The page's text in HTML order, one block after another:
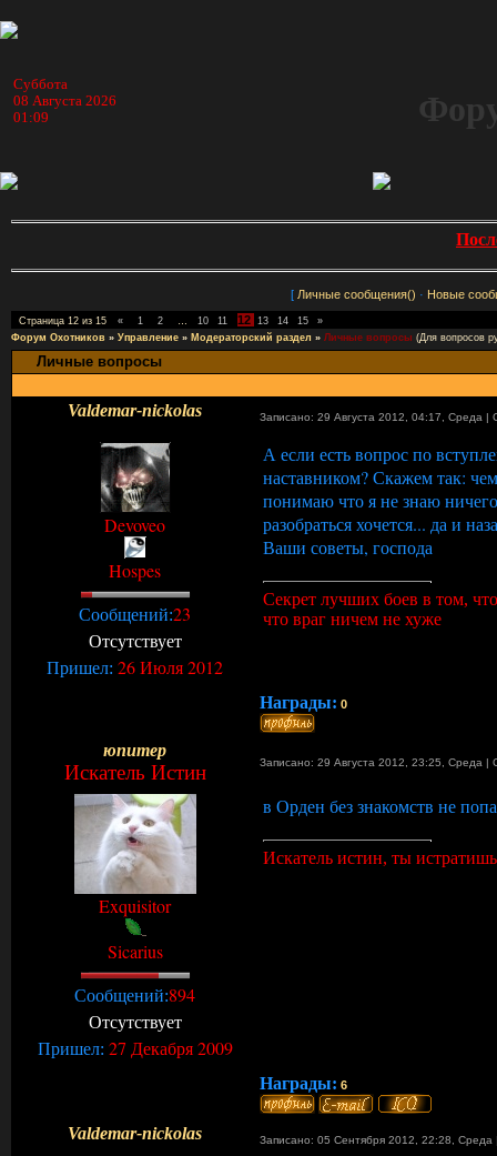
Суббота
08 Августа 2026
01:09
[ Личные сообщения() · Новые
Страница 12 из 15 « 1 2 … 10 11 12 13 14 15
»
Форум Охотников » Управление » Модераторский раздел » Личные вопросы (Для вопросов
Личные вопросы
Valdemar-nickolas Записано: 29 Августа 2012, 04:17, Среда |
Devoveo
Hospes
Сообщений:23
Отсутствует
Пришел: 26 Июля 2012
А если есть вопрос по
наставником? Скажем так:
понимаю что я не знаю
разобраться хочется... да и
Ваши советы, господа
Секрет лучших боев в том,
что враг ничем не хуже
Награды: 0
юпитер
Искатель Истин Записано: 29 Августа 2012, 23:25, Среда |
Exquisitor
Sicarius
Сообщений:894
Отсутствует
Пришел: 27 Декабря 2009
в Орден без знакомств не
Искатель истин, ты
Награды: 6
Valdemar-nickolas Записано: 05 Сентября 2012, 22:28, Среда